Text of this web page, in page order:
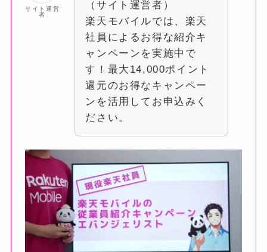
サイト運営
者
（サイト運営者）
楽天モバイルでは、楽天
社員によるお得な紹介キ
ャンペーンを実施中で
す！最大14,000ポイント
還元のお得なキャンペー
ンを活用してお申込みく
ださい。